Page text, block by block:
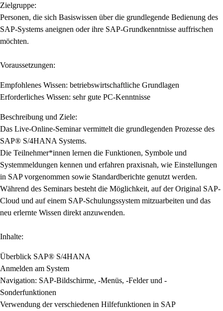
Zielgruppe:
Personen, die sich Basiswissen über die grundlegende Bedienung des
SAP-Systems aneignen oder ihre SAP-Grundkenntnisse auffrischen
möchten.
Voraussetzungen:
Empfohlenes Wissen: betriebswirtschaftliche Grundlagen
Erforderliches Wissen: sehr gute PC-Kenntnisse
Beschreibung und Ziele:
Das Live-Online-Seminar vermittelt die grundlegenden Prozesse des
SAP® S/4HANA Systems.
Die Teilnehmer*innen lernen die Funktionen, Symbole und
Systemmeldungen kennen und erfahren praxisnah, wie Einstellungen
in SAP vorgenommen sowie Standardberichte genutzt werden.
Während des Seminars besteht die Möglichkeit, auf der Original SAP-
Cloud und auf einem SAP-Schulungssystem mitzuarbeiten und das
neu erlernte Wissen direkt anzuwenden.
Inhalte:
Überblick SAP® S/4HANA
Anmelden am System
Navigation: SAP-Bildschirme, -Menüs, -Felder und -
Sonderfunktionen
Verwendung der verschiedenen Hilfefunktionen in SAP